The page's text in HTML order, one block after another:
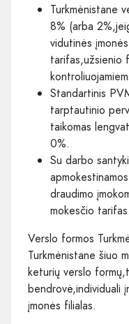
Turkmėnistane
8% (arba
vidutinės
tarifas,užsienio
Standartinis
tarptautinio
taikomas
0%.
Su darbo
draudimo
mokesčio tarifas.
Verslo formos
Turkmėnistane šiuo
keturių verslo
bendrovė,individuali
įmonės filialas.